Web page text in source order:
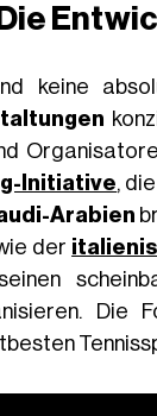
Die
keine
Initiative,
Arabien
der
Die